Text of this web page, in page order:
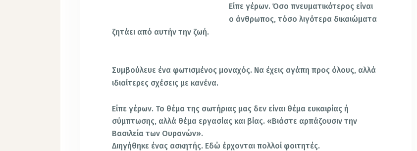
Είπε γέρων. Όσο πνευματικότερος είναι
ο άνθρωπος, τόσο λιγότερα δικαιώματα
ζητάει από αυτήν την ζωή.
Συμβούλευε ένα φωτισμένος μοναχός. Να έχεις αγάπη προς όλους, αλλά
ιδιαίτερες σχέσεις με κανένα.
Eίπε γέρων. Το θέμα της σωτήριας μας δεν είναι θέμα ευκαιρίας ή
σύμπτωσης, αλλά θέμα εργασίας και βίας. «Βιάστε αρπάζουσιν την
Βασιλεία των Ουρανών».
Διηγήθηκε ένας ασκητής. Εδώ έρχονται πολλοί φοιτητές.